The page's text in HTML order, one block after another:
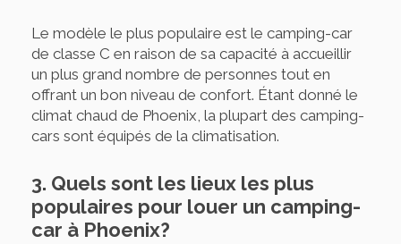
Le modèle le plus populaire est le camping-car
de classe C en raison de sa capacité à accueillir
un plus grand nombre de personnes tout en
offrant un bon niveau de confort. Étant donné le
climat chaud de Phoenix, la plupart des camping-
cars sont équipés de la climatisation.
3. Quels sont les lieux les plus
populaires pour louer un camping-
car à Phoenix?